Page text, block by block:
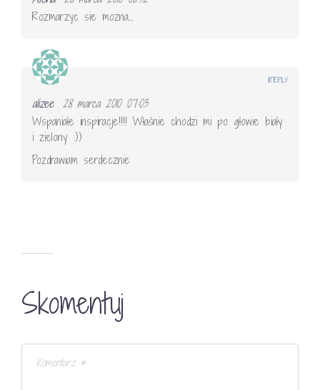
Rozmarzyc sie mozna…
alizee 28 marca 2010 07:03
Wspaniałe inspiracje!!!! Właśnie chodzi mi po głowie biały
i zielony :))
Pozdrawiam serdecznie
REPLY
Skomentuj